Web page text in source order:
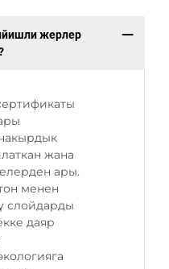
жерлер
жана
ары.
менен
слойдарды
даяр